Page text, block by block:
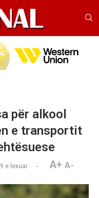
për alkool
e transportit
e lexuar A+ A-